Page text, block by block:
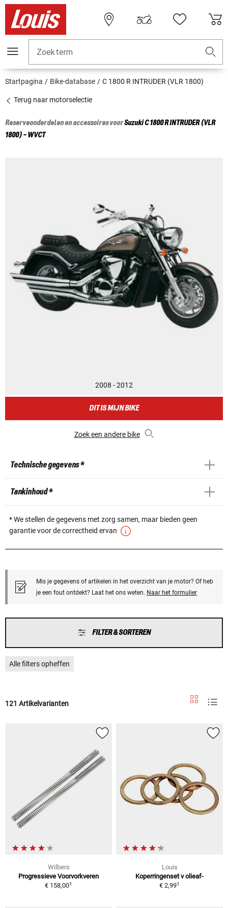
Zoekterm
Startpagina Bike-database C 1800 R INTRUDER (VLR 1800)
Terug naar motorselectie
Reserveonderdelen en accessoires voorSuzukiC 1800 R INTRUDER (VLR
1800) - WVCT
2008 - 2012
DIT IS MIJN BIKE
Zoek een andere bike
Technische gegevens *
Tankinhoud *
* We stellen de gegevens met zorg samen, maar bieden geen
garantie voor de correctheid ervan
Mis je gegevens of artikelen in het overzicht van je motor? Of heb
je een fout ontdekt? Laat het ons weten. Naar het formulier
FILTER & SORTEREN
Alle filters opheffen
121 Artikelvarianten
Wilbers
Progressieve Voorvorkveren
€ 158,001
Louis
Koperringenset v olieaf-
€ 2,991